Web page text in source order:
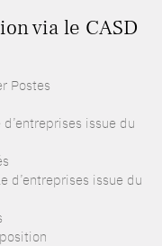
via le CASD
Postes
issue du
d’entreprises issue du